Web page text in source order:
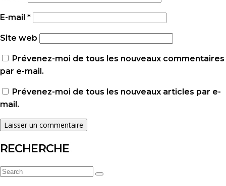
E-mail *
Site web
Prévenez-moi de tous les nouveaux commentaires
par e-mail.
Prévenez-moi de tous les nouveaux articles par e-
mail.
RECHERCHE
Search
Search